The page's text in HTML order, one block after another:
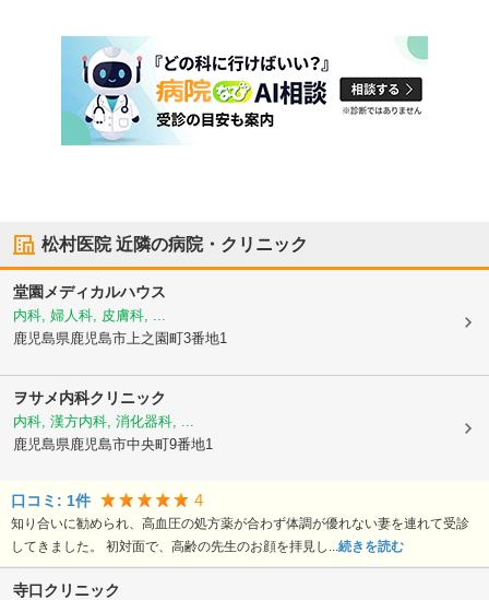
松村医院近隣の病院・クリニック
堂園メディカルハウス
内科, 婦人科, 皮膚科, ...
鹿児島県鹿児島市 上之園町3番地1
ヲサメ内科クリニック
内科, 漢方内科, 消化器科, ...
鹿児島県鹿児島市中央町9番地1
口コミ: 1件 4
知り合いに勧められ、高血圧の処方薬が合わず体調が優れない妻を連れて受診
してきました。 初対面で、高齢の先生のお顔を拝見し... 続きを読む
寺口クリニック